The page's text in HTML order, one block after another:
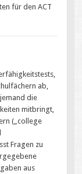
für den ACT
ab,
die
mitbringt,
(„college
Fragen zu
aus